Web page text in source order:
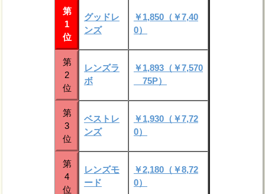
第
1
位
グッドレ
ンズ
￥1,850（￥7,40
0）
第
2
位
レンズラ
ボ
￥1,893（￥7,570
75P）
第
3
位
ベストレ
ンズ
￥1,930（￥7,72
0）
第
4
位
レンズモ
ード
￥2,180（￥8,72
0）